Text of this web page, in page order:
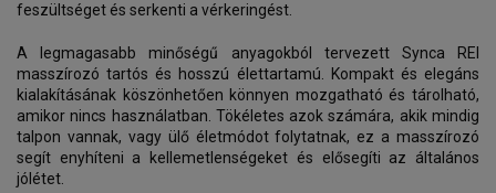
feszültséget és serkenti a vérkeringést.
A legmagasabb minőségű anyagokból tervezett Synca REI
masszírozó tartós és hosszú élettartamú. Kompakt és elegáns
kialakításának köszönhetően könnyen mozgatható és tárolható,
amikor nincs használatban. Tökéletes azok számára, akik mindig
talpon vannak, vagy ülő életmódot folytatnak, ez a masszírozó
segít enyhíteni a kellemetlenségeket és elősegíti az általános
jólétet.